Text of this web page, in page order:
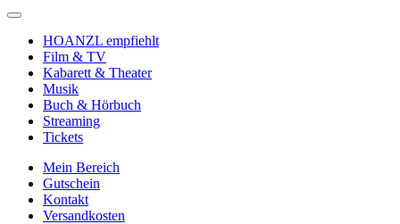
HOANZL empfiehlt
Film & TV
Kabarett & Theater
Musik
Buch & Hörbuch
Streaming
Tickets
Mein Bereich
Gutschein
Kontakt
Versandkosten